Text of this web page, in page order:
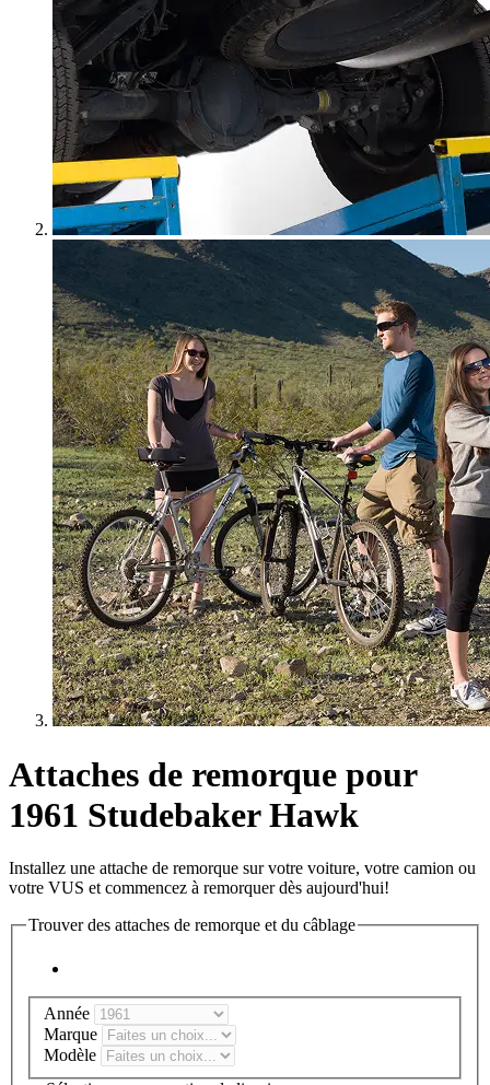
Attaches de remorque pour
1961 Studebaker Hawk
Installez une attache de remorque sur votre voiture, votre camion ou
votre VUS et commencez à remorquer dès aujourd'hui!
Trouver des attaches de remorque et du câblage
Année
Marque
Modèle